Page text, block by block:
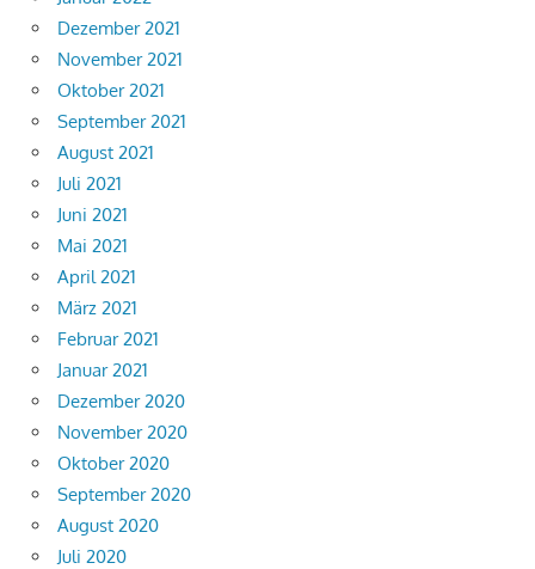
Dezember 2021
November 2021
Oktober 2021
September 2021
August 2021
Juli 2021
Juni 2021
Mai 2021
April 2021
März 2021
Februar 2021
Januar 2021
Dezember 2020
November 2020
Oktober 2020
September 2020
August 2020
Juli 2020